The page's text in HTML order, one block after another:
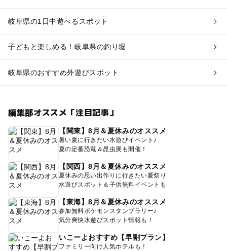
岐阜県の1日中遊べるスポット
子どもと楽しめる！岐阜県の釣り堀
岐阜県のおすすめ外遊びスポット
編集部オススメ「注目記事」
【関東】8月＆夏休みのオススメ
暑い夏に行きたい水遊びイベント♪
夏の定番恐竜＆昆虫展も開催！
【関西】8月＆夏休みのオススメ
夏休みの思い出作りに行きたい夏祭り
水遊びスポット＆子供無料イベントも
【東海】8月＆夏休みのオススメ
参加無料ポケモンスタンプラリー♪
気分爽快水遊びスポット情報も！
いこーよおすすめ【早割プラン】
ファミリー向け人気ホテルも！